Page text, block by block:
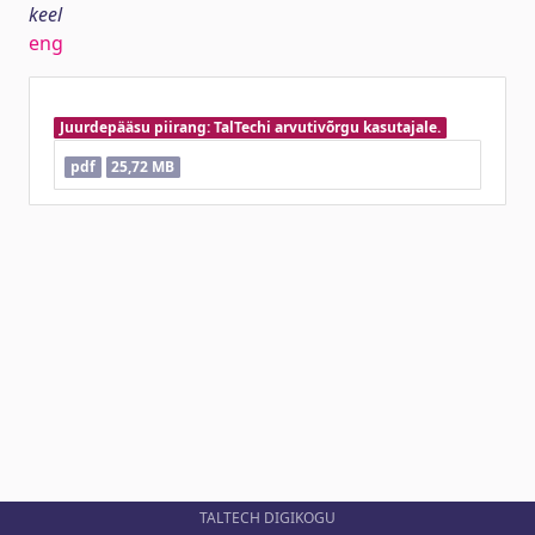
keel
eng
Juurdepääsu piirang: TalTechi arvutivõrgu kasutajale.
pdf
25,72 MB
TALTECH DIGIKOGU